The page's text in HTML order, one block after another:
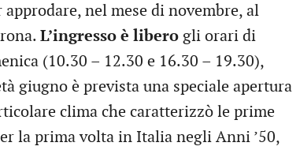
nel mese di novembre, al
L’ingresso è libero gli orari di
(10.30 – 12.30 e 16.30 – 19.30),
giugno è prevista una speciale apertura
clima che caratterizzò le prime
la prima volta in Italia negli Anni ’50,